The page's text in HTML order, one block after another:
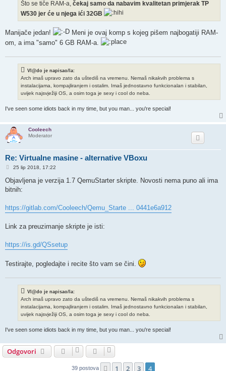
Što se tiče RAM-a, čekaj samo da nabavim kvalitetan primjerak TP
W530 jer će u njega ići 32GB
Manijače jedan!
Meni je ovaj komp s kojeg pišem najbogatiji RAM-
om, a ima "samo" 6 GB RAM-a.
Vl@do je napisao/la:
Arch imaš upravo zato da uštediš na vremenu. Nemaš nikakvih problema s
instalacijama, kompajliranjem i ostalim. Imaš jednostavno funkcionalan i stabilan,
uvijek najsvježiji OS, a osim toga je sexy i cool do neba.
I've seen some idiots back in my time, but you man... you're special!
Cooleech
Moderator
Re: Virtualne masine - alternative VBoxu
P
s
25 lip 2018, 17:22
Objavljena je verzija 1.7 QemuStarter skripte. Novosti nema puno ali ima
bitnih:
https://gitlab.com/Cooleech/Qemu_Starte ... 0441e6a912
Link za preuzimanje skripte je isti:
https://is.gd/QSsetup
Testirajte, pogledajte i recite što vam se čini.
Vl@do je napisao/la:
Arch imaš upravo zato da uštediš na vremenu. Nemaš nikakvih problema s
instalacijama, kompajliranjem i ostalim. Imaš jednostavno funkcionalan i stabilan,
uvijek najsvježiji OS, a osim toga je sexy i cool do neba.
I've seen some idiots back in my time, but you man... you're special!
Odgovori
39 postova Prethodna
1 2 3 4